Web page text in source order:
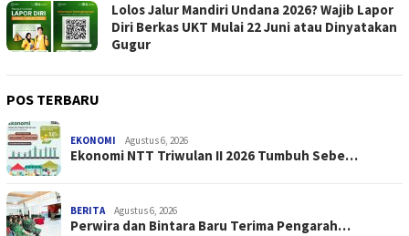
Lolos Jalur Mandiri Undana 2026? Wajib Lapor
Diri Berkas UKT Mulai 22 Juni atau Dinyatakan
Gugur
POS TERBARU
EKONOMI Agustus 6, 2026
Ekonomi NTT Triwulan II 2026 Tumbuh Sebe…
BERITA Agustus 6, 2026
Perwira dan Bintara Baru Terima Pengarah…